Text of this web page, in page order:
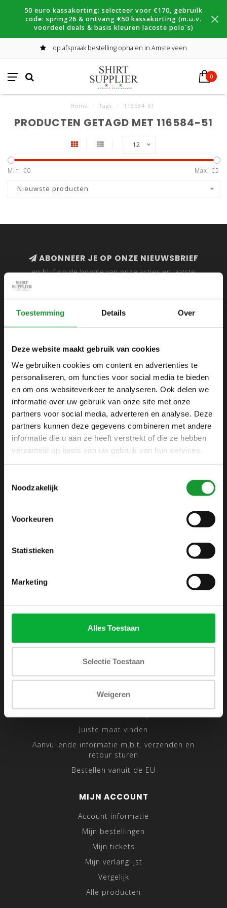
Toestemming Details Over
Deze website maakt gebruik van cookies
We gebruiken cookies om content en advertenties te
personaliseren, om functies voor social media te bieden
en om ons websiteverkeer te analyseren. Ook delen we
informatie over uw gebruik van onze site met onze
partners voor social media, adverteren en analyse. Deze
partners kunnen deze gegevens combineren met andere
informatie die u aan ze heeft verstrekt of die ze hebben
verzameld op basis van uw gebruik van hun services.
Noodzakelijk
Voorkeuren
Statistieken
Marketing
Alles Toestaan
Selectie Toestaan
Weigeren
50 euro kassakorting: selecteer voor €170, gebruilk
code: spring26 & ontvang €50 kassakorting (m.u.v.
voordeel deals & basis kleuren lacoste polo´s)
op afspraak bestelling ophalen in Amstelveen
0
Home Tags 116584-51
PRODUCTEN GETAGD MET 116584-51
12
Min: €0 Max: €5
Nieuwste producten
ABONNEER JE OP ONZE NIEUWSBRIEF
en blijf op de hoogte van onze acties en laatste
SHIRTSUPPLIER.NL
Webshop voor mannen
Zijlijnstraat 24
1433 DC
+31 6 42 52 32 80
+31 6 42 52 32 80
Disclaimer
Privacy Policy
Sitemap
Traveling Tailor
Juiste maat vinden
Aanvullende informatie m.b.t. verzenden en
retour sturen
Bestellen vanuit de EU
MIJN ACCOUNT
Account informatie
Mijn bestellingen
Mijn tickets
Mijn verlanglijst
Vergelijk
Alle producten